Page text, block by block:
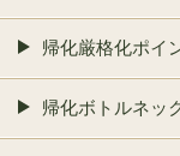
帰化厳格化ポイ
帰化ボトルネッ